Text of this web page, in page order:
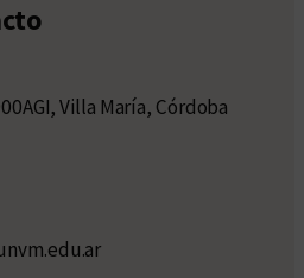
Villa María, Córdoba